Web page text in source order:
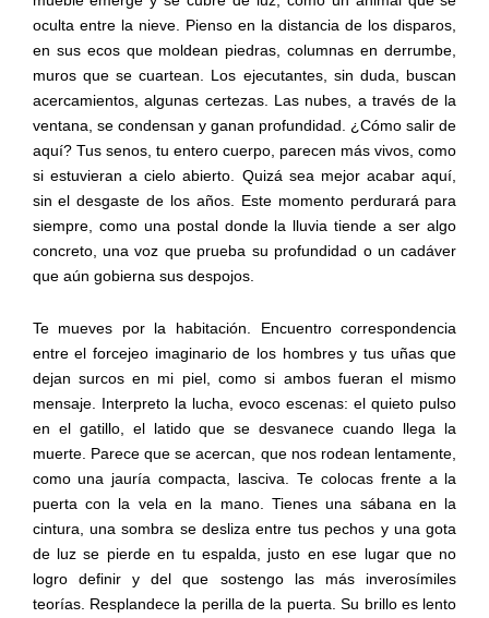
oculta entre la nieve. Pienso en la distancia de los disparos,
en sus ecos que moldean piedras, columnas en derrumbe,
muros que se cuartean. Los ejecutantes, sin duda, buscan
acercamientos, algunas certezas. Las nubes, a través de la
ventana, se condensan y ganan profundidad. ¿Cómo salir de
aquí? Tus senos, tu entero cuerpo, parecen más vivos, como
si estuvieran a cielo abierto. Quizá sea mejor acabar aquí,
sin el desgaste de los años. Este momento perdurará para
siempre, como una postal donde la lluvia tiende a ser algo
concreto, una voz que prueba su profundidad o un cadáver
que aún gobierna sus despojos.
Te mueves por la habitación. Encuentro correspondencia
entre el forcejeo imaginario de los hombres y tus uñas que
dejan surcos en mi piel, como si ambos fueran el mismo
mensaje. Interpreto la lucha, evoco escenas: el quieto pulso
en el gatillo, el latido que se desvanece cuando llega la
muerte. Parece que se acercan, que nos rodean lentamente,
como una jauría compacta, lasciva. Te colocas frente a la
puerta con la vela en la mano. Tienes una sábana en la
cintura, una sombra se desliza entre tus pechos y una gota
de luz se pierde en tu espalda, justo en ese lugar que no
logro definir y del que sostengo las más inverosímiles
teorías. Resplandece la perilla de la puerta. Su brillo es lento